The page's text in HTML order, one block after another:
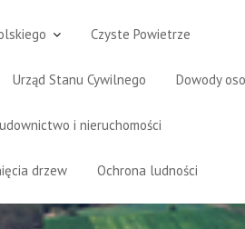
Czyste Powietrze
Urząd Stanu Cywilnego Dowody
i nieruchomości
drzew Ochrona ludności